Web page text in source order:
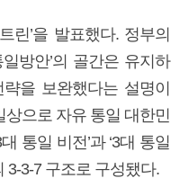
린’을 발표했다. 정부의
방안’의 골간은 유지하
을 보완했다는 설명이
상으로 자유 통일 대한민
통일 비전’과 ‘3대 통일
3-3-7 구조로 구성됐다.